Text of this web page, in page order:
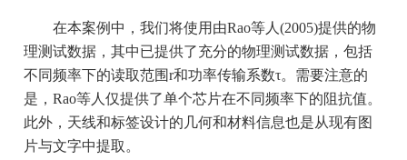
在本案例中，我们将使用由Rao等人(2005)提供的物
理测试数据，其中已提供了充分的物理测试数据，包括
不同频率下的读取范围r和功率传输系数τ。需要注意的
是，Rao等人仅提供了单个芯片在不同频率下的阻抗值。
此外，天线和标签设计的几何和材料信息也是从现有图
片与文字中提取。